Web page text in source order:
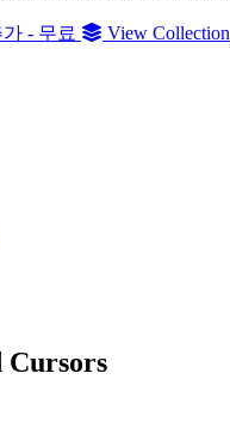
- 무료 View Collection
Cursors